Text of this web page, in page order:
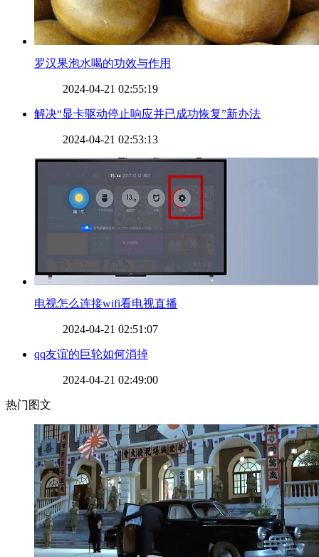
罗汉果泡水喝的功效与作用
2024-04-21 02:55:19
​解决“显卡驱动停止响应并已成功恢复”新办法
2024-04-21 02:53:13
电视怎么连接wifi看电视直播
2024-04-21 02:51:07
qq友谊的巨轮如何消掉
2024-04-21 02:49:00
热门图文